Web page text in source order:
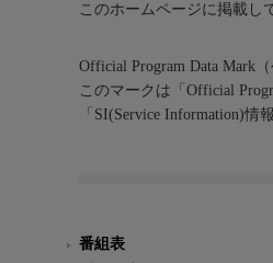
このホームページに掲載し
Official Program Data Mark
このマークは「Official
「SI(Service Information)
番組表